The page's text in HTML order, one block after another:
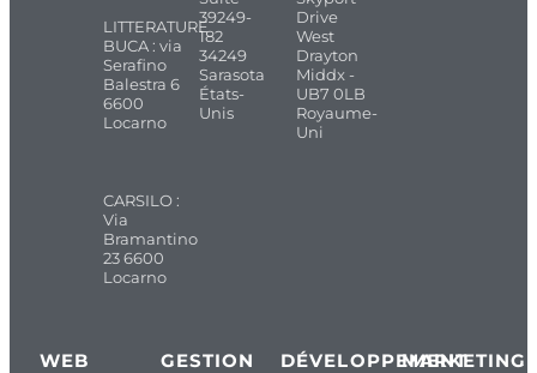
LITTERATURE
BUCA : via
Serafino
Balestra 6
6600
Locarno
CARSILO :
Via
Bramantino
23 6600
Locarno
39249-
182
34249
Sarasota
États-
Unis
Drive
West
Drayton
Middx -
UB7 0LB
Royaume-
Uni
WEB GESTION
DÉVELOPPEMENT
MARKETING